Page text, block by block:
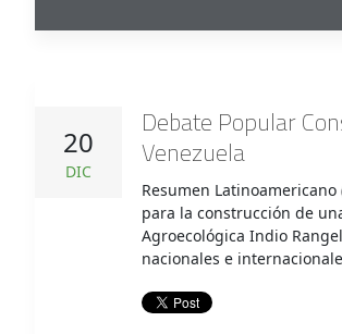
20
DIC
Debate Popular
Venezuela
Resumen
para la construcción de
Agroecológica Indio
nacionales e